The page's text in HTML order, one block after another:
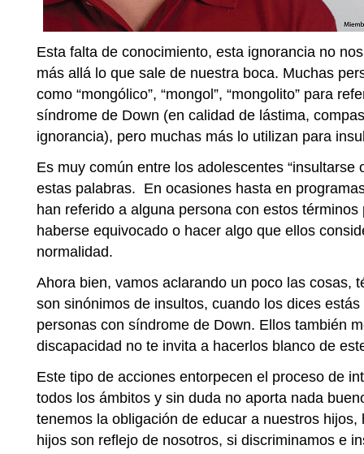
Esta falta de conocimiento, esta ignorancia no
más allá lo que sale de nuestra boca. Muchas
como “mongólico”, “mongol”, “mongolito” para
síndrome de Down (en calidad de lástima,
ignorancia), pero muchas más lo utilizan para
Es muy común entre los adolescentes “insultarse
estas palabras. En ocasiones hasta en
han referido a alguna persona con estos
haberse equivocado o hacer algo que ellos
normalidad.
Ahora bien, vamos aclarando un poco las cosas,
son sinónimos de insultos, cuando los dices
personas con síndrome de Down. Ellos también
discapacidad no te invita a hacerlos blanco de
Este tipo de acciones entorpecen el proceso de
todos los ámbitos y sin duda no aporta nada
tenemos la obligación de educar a nuestros
hijos son reflejo de nosotros, si discriminamos e